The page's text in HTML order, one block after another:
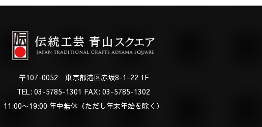
〒107-0052 東京都港区赤坂8-1-22 1F
TEL: 03-5785-1301 FAX: 03-5785-1302
11:00〜19:00 年中無休（ただし年末年始を除く）